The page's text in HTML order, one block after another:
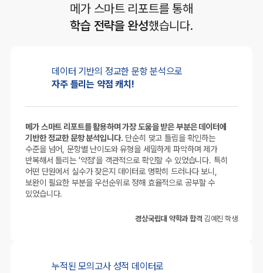
메가 스마트 리포트를 통해
학습 전략을 완성했습니다.
데이터 기반의 정교한 문항 분석으로
자주 틀리는 약점 캐치!
메가 스마트 리포트를 활용하며 가장 도움을 받은 부분은 데이터에
기반한 정교한 문항 분석입니다. 단순히 맞고 틀림을 확인하는
수준을 넘어, 문항별 난이도와 유형을 세밀하게 파악하며 제가
반복해서 틀리는 '약점'을 객관적으로 확인할 수 있었습니다. 특히
어떤 단원에서 실수가 잦은지 데이터로 명확히 드러나다 보니,
보완이 필요한 부분을 우선순위로 정해 효율적으로 공부할 수
있었습니다.
경상국립대 약학과 합격 김예진 학생
누적된 모의고사 성적 데이터로